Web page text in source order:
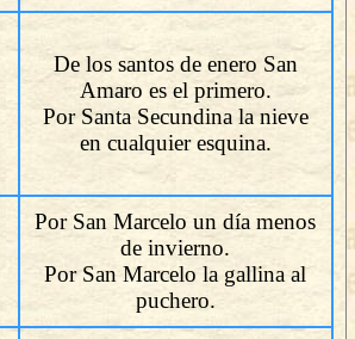
De los santos de enero San
Amaro es el primero.
Por Santa Secundina la nieve
en cualquier esquina.
Por San Marcelo un día menos
de invierno.
Por San Marcelo la gallina al
puchero.